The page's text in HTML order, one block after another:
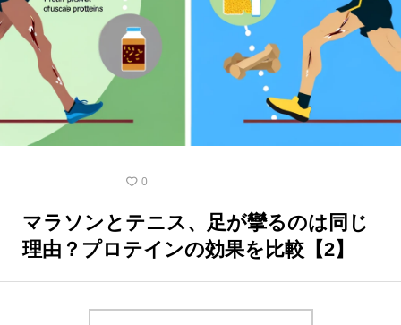
0
マラソンとテニス、足が攣るのは同じ
理由？プロテインの効果を比較【2】